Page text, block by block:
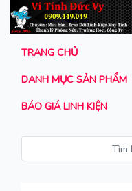
TRANG CHỦ
DANH MỤC SẢN PHẨM
BÁO GIÁ LINH KIỆN